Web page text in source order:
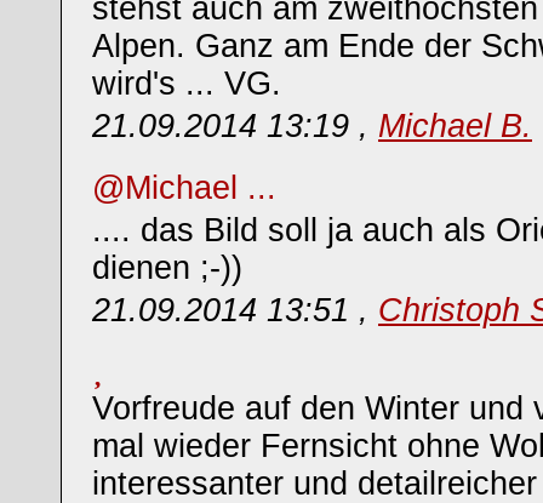
stehst auch am
Alpen. Ganz am Ende der
wird's ... VG.
21.09.2014 13:19 , Michael B.
@Michael ...
.... das Bild soll ja auch als
dienen ;-))
21.09.2014 13:51 , Christoph
Vorfreude auf den Winter und
mal wieder Fernsicht ohne
interessanter und